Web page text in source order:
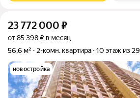
23 772 000 ₽
от 85 398 ₽ в месяц
56,6 м²
2-комн. квартира 10 этаж из 29
новостройка